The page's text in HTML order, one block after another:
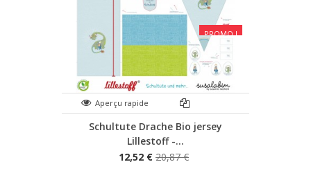
PROMO !
Aperçu rapide
Schultute Drache Bio jersey
Lillestoff -...
12,52 € 20,87 €